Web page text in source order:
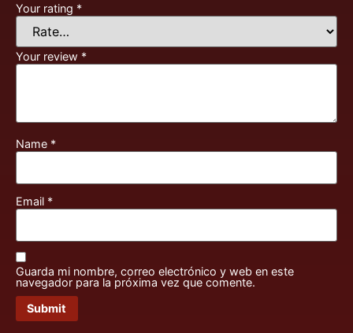
Your rating *
Your review *
Name *
Email *
Guarda mi nombre, correo electrónico y web en este
navegador para la próxima vez que comente.